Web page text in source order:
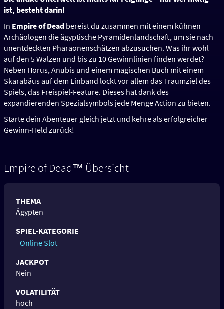
ist, besteht darin!
In Empire of Dead bereist du zusammen mit einem kühnen
Archäologen die ägyptische Pyramidenlandschaft, um sie nach
unentdeckten Pharaonenschätzen abzusuchen. Was ihr wohl
auf den 5 Walzen und bis zu 10 Gewinnlinien finden werdet?
Neben Horus, Anubis und einem magischen Buch mit einem
Skarabäus auf dem Einband lockt vor allem das Traumziel des
Spiels, das Freispiel-Feature. Dieses hat dank des
expandierenden Spezialsymbols jede Menge Action zu bieten.
Starte dein Abenteuer gleich jetzt und kehre als erfolgreicher
Gewinn-Held zurück!
Empire of Dead™ Übersicht
THEMA
Ägypten
SPIEL-KATEGORIE
Online Slot
JACKPOT
Nein
VOLATILITÄT
hoch